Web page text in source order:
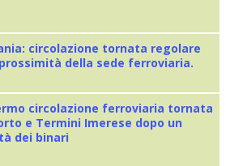
circolazione tornata regolare
della sede ferroviaria.
circolazione ferroviaria tornata
e Termini Imerese dopo un
dei binari